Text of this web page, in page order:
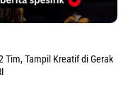
Tim, Tampil Kreatif di Gerak